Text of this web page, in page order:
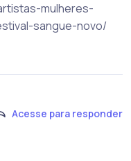
mulheres-
sangue-novo/
Acesse para responder